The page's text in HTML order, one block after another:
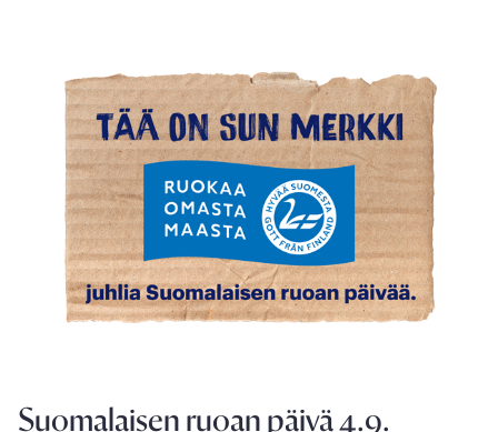
Suomalaisen ruoan päivä 4.9.